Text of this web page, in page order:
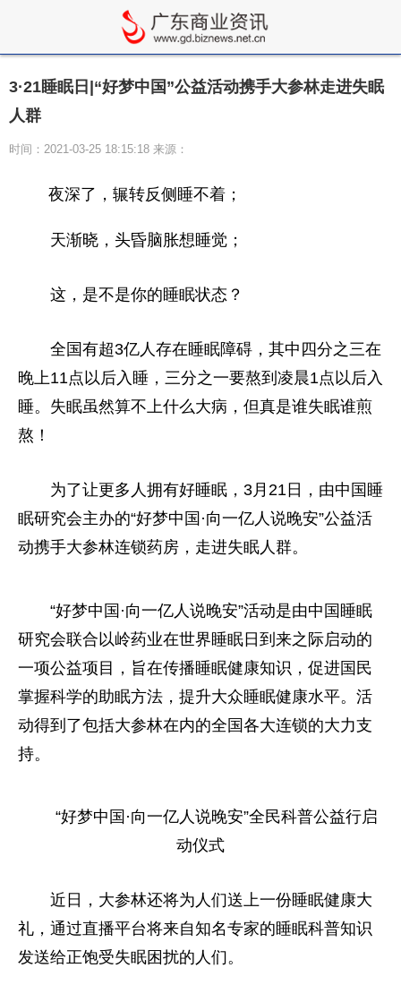
3·21睡眠日|“好梦中国”公益活动携手大参林走进失眠
人群
时间：2021-03-25 18:15:18 来源：
夜深了，辗转反侧睡不着；
天渐晓，头昏脑胀想睡觉；
这，是不是你的睡眠状态？
全国有超3亿人存在睡眠障碍，其中四分之三在
晚上11点以后入睡，三分之一要熬到凌晨1点以后入
睡。失眠虽然算不上什么大病，但真是谁失眠谁煎
熬！
为了让更多人拥有好睡眠，3月21日，由中国睡
眠研究会主办的“好梦中国·向一亿人说晚安”公益活
动携手大参林连锁药房，走进失眠人群。
“好梦中国·向一亿人说晚安”活动是由中国睡眠
研究会联合以岭药业在世界睡眠日到来之际启动的
一项公益项目，旨在传播睡眠健康知识，促进国民
掌握科学的助眠方法，提升大众睡眠健康水平。活
动得到了包括大参林在内的全国各大连锁的大力支
持。
“好梦中国·向一亿人说晚安”全民科普公益行启
动仪式
近 日，大参林还将为人们送上一份睡眠健康大
礼，通过直播平台将来自知名专家的睡眠科普知识
发送给正饱受失眠困扰的人们。